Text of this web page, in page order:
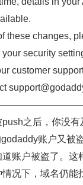
these changes,
security
customer
之后，你没有
账户又被
账户被盗了。这
况下，域名仍能